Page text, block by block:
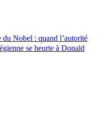
du Nobel : quand l’autorité
se heurte à Donald